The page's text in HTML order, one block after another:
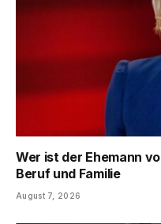
Wer ist der Ehemann
Beruf und Familie
August 7, 2026